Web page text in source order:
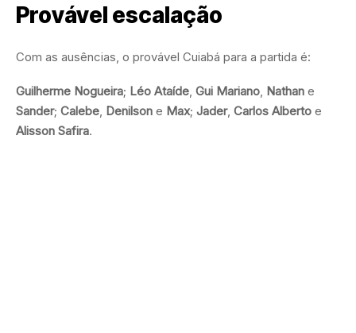
Provável escalação
Com as ausências, o provável Cuiabá para a partida é:
Guilherme Nogueira; Léo Ataíde Gui Mariano Nathan e
Sander; Calebe Denilson e Max; Jader, Carlos Alberto e
Alisson Safira.